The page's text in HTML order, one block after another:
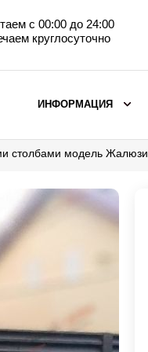
с 00:00 до 24:00
круглосуточно
дачи
столбами
ИНФОРМАЦИЯ
столбами модель